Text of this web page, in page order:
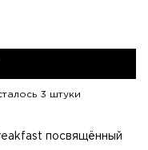
3 штуки
посвящённый